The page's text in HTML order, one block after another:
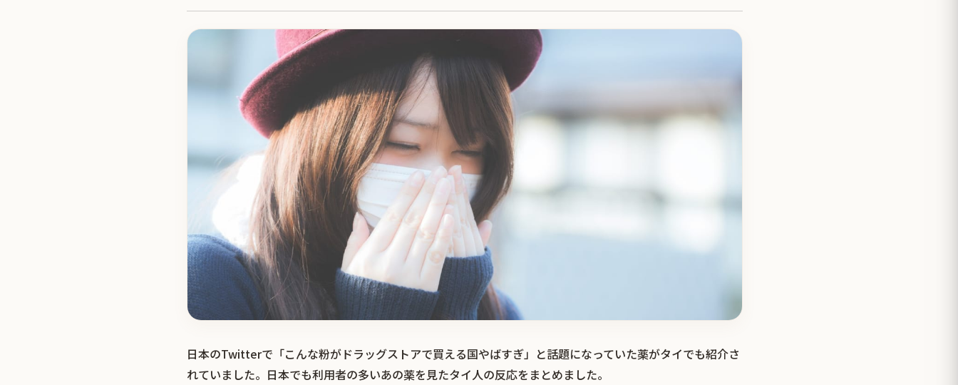
日本のTwitterで「こんな粉がドラッグストアで買える国やばすぎ」と話題になっていた薬がタイでも紹介さ
れていました。日本でも利用者の多いあの薬を見たタイ人の反応をまとめました。